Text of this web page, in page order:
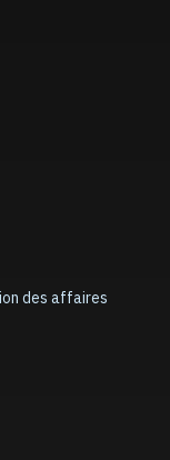
des affaires